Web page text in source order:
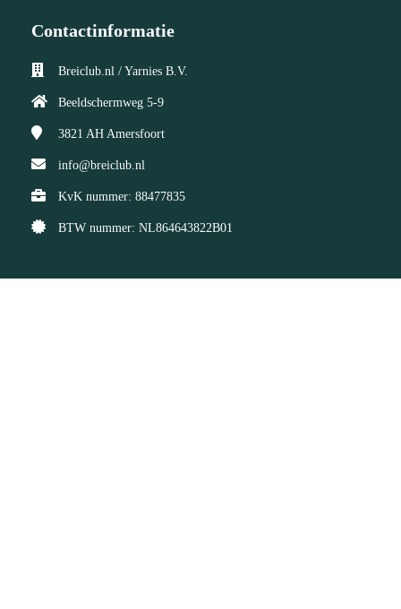
Contactinformatie
Breiclub.nl / Yarnies B.V.
Beeldschermweg 5-9
3821 AH Amersfoort
info@breiclub.nl
KvK nummer: 88477835
BTW nummer: NL864643822B01